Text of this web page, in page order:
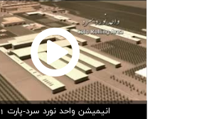
ارتباط با ما
انیمیشن واحد نورد سرد-پارت 1